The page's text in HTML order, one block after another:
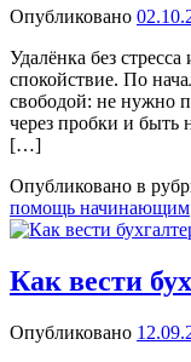
Опубликовано
Удалёнка без
спокойствие. По
свободой: не нужно
через пробки и
[…]
Опубликовано в
помощь начинающим
Как вести
Опубликовано